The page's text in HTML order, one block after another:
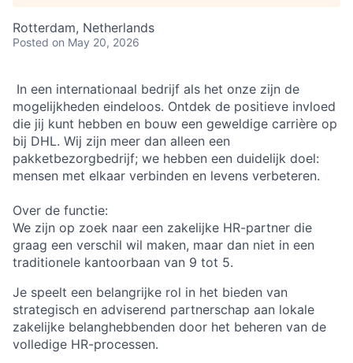
Rotterdam, Netherlands
Posted on May 20, 2026
​ ​​In een internationaal bedrijf als het onze zijn de
mogelijkheden eindeloos. Ontdek de positieve invloed
die jij kunt hebben en bouw een geweldige carrière op
bij DHL. Wij zijn meer dan alleen een
pakketbezorgbedrijf; we hebben een duidelijk doel:
mensen met elkaar verbinden en levens verbeteren.
Over de functie:
We zijn op zoek naar een zakelijke HR-partner die
graag een verschil wil maken, maar dan niet in een
traditionele kantoorbaan van 9 tot 5.
Je speelt een belangrijke rol in het bieden van
strategisch en adviserend partnerschap aan lokale
zakelijke belanghebbenden door het beheren van de
volledige HR-processen.